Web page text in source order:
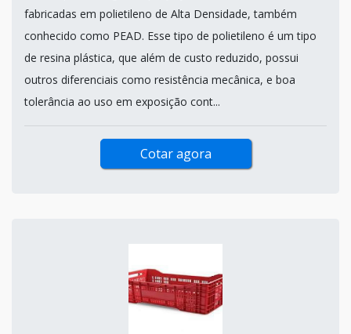
fabricadas em polietileno de Alta Densidade, também
conhecido como PEAD. Esse tipo de polietileno é um tipo
de resina plástica, que além de custo reduzido, possui
outros diferenciais como resistência mecânica, e boa
tolerância ao uso em exposição cont...
Cotar agora